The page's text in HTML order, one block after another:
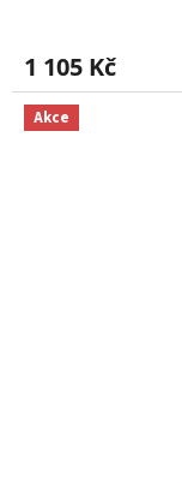
1 105 Kč
Akce